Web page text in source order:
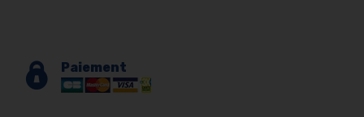
Paiement